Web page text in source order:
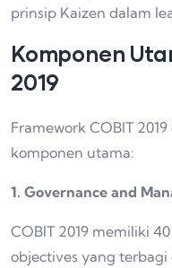
prinsip Kaizen dalam
Komponen
2019
Framework COBIT
komponen utama:
1. Governance and
COBIT 2019 memiliki
objectives yang terbagi